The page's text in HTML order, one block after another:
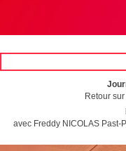
Retour
avec Freddy NICOLAS Past-